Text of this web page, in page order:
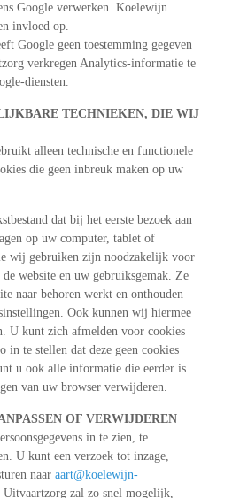
Google verwerken. Koelewijn
invloed op.
Google geen toestemming gegeven
verkregen Analytics-informatie te
diensten.
TECHNIEKEN, DIE WIJ
alleen technische en functionele
die geen inbreuk maken op uw
dat bij het eerste bezoek aan
op uw computer, tablet of
wij gebruiken zijn noodzakelijk voor
website en uw gebruiksgemak. Ze
naar behoren werkt en onthouden
Ook kunnen wij hiermee
U kunt zich afmelden voor cookies
in te stellen dat deze geen cookies
u ook alle informatie die eerder is
van uw browser verwijderen.
OF VERWIJDEREN
in te zien, te
U kunt een verzoek tot inzage,
naar aart@koelewijn-
zal zo snel mogelijk,